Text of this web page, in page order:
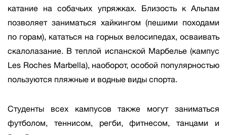
катание на собачьих упряжках. Близость к Альпам
позволяет заниматься хайкингом (пешими походами
по горам), кататься на горных велосипедах, осваивать
скалолазание. В теплой испанской Марбелье (кампус
Les Roches Marbella), наоборот, особой популярностью
пользуются пляжные и водные виды спорта.
Студенты всех кампусов также могут заниматься
футболом, теннисом, регби, фитнесом, танцами и